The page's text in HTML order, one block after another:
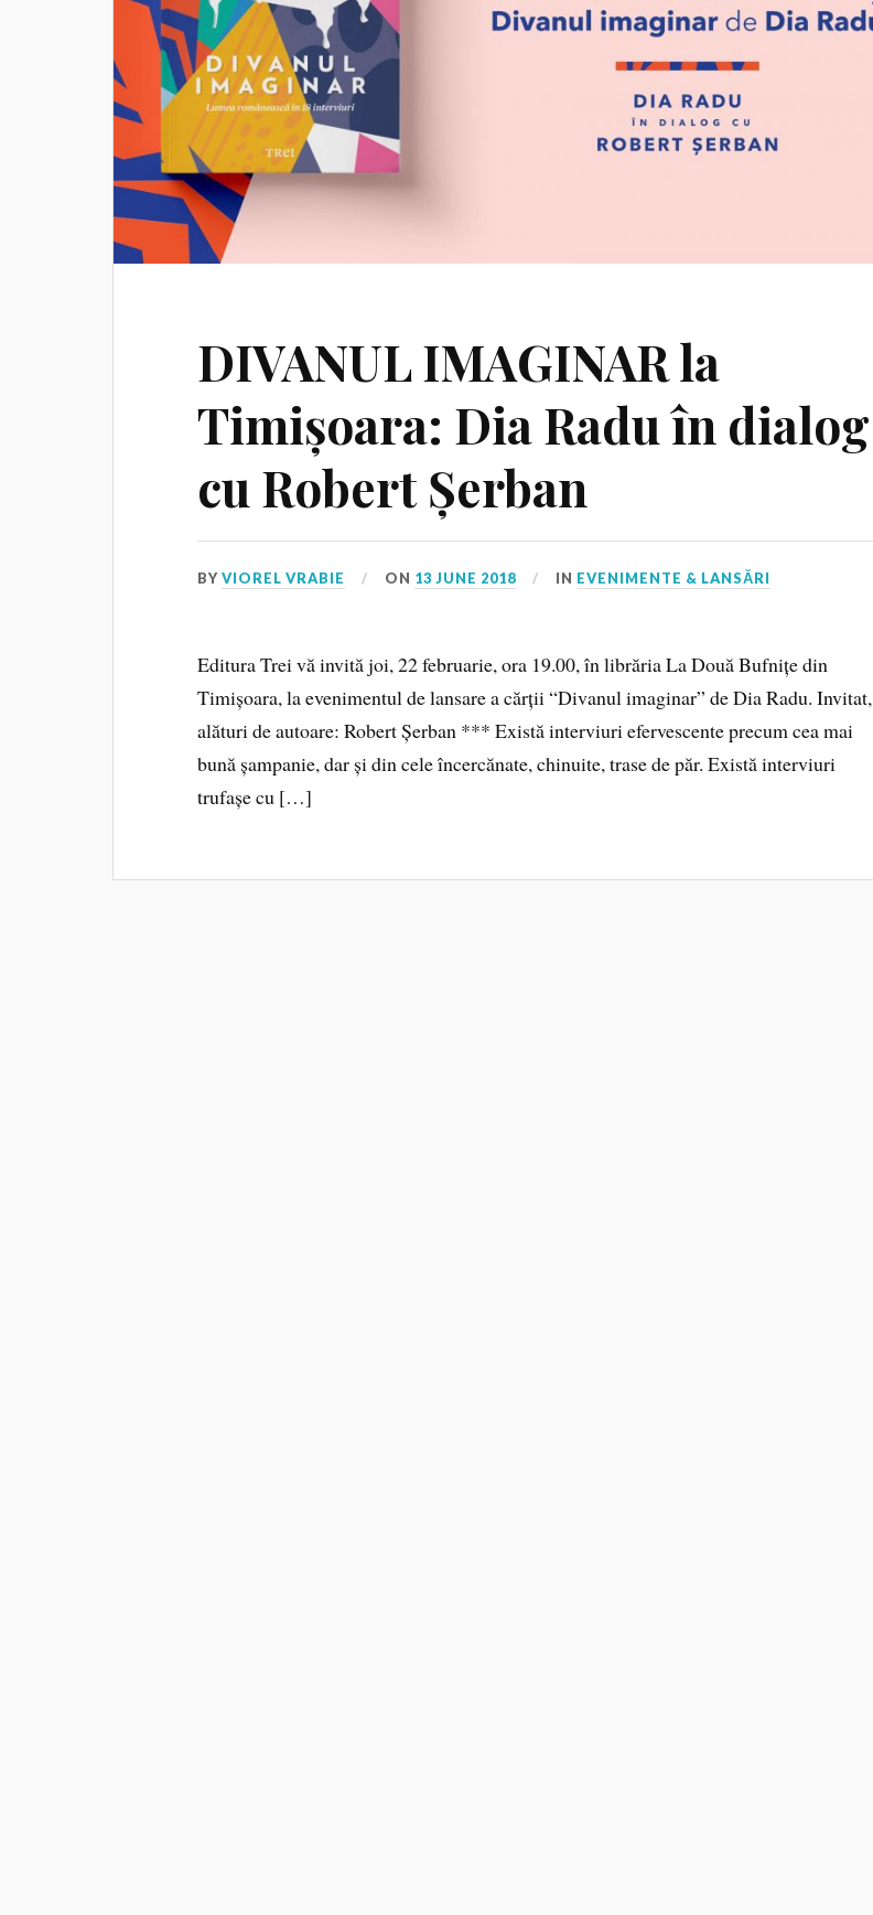
DIVANUL IMAGINAR la
Timișoara: Dia Radu în dialog
cu Robert Șerban
BYVIOREL VRABIE ON 13 JUNE 2018 IN EVENIMENTE & LANSĂRI
Editura Trei vă invită joi, 22 februarie, ora 19.00, în librăria La Două Bufnițe din
Timișoara, la evenimentul de lansare a cărții “Divanul imaginar” de Dia Radu. Invitat,
alături de autoare: Robert Șerban *** Există interviuri efervescente precum cea mai
bună șampanie, dar și din cele încercănate, chinuite, trase de păr. Există interviuri
trufașe cu […]